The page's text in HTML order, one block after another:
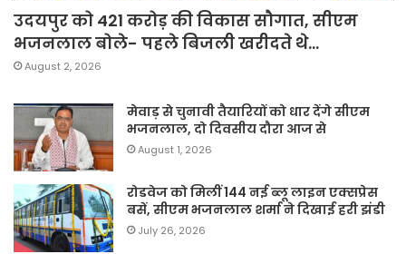
उदयपुर को 421 करोड़ की विकास सौगात, सीएम
भजनलाल बोले- पहले बिजली खरीदते थे…
August 2, 2026
मेवाड़ से चुनावी तैयारियों को धार देंगे सीएम
भजनलाल, दो दिवसीय दौरा आज से
August 1, 2026
रोडवेज को मिलीं 144 नई ब्लू लाइन एक्सप्रेस
बसें, सीएम भजनलाल शर्मा ने दिखाई हरी झंडी
July 26, 2026